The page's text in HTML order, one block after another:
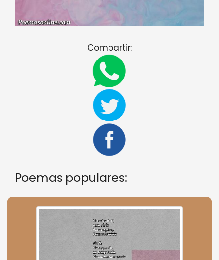
Compartir:
Poemas populares: